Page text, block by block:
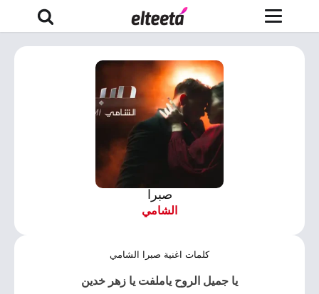
صبرا
الشامي
كلمات اغنية صبرا الشامي
يا جميل الروح ياملفت يا زهر خدين